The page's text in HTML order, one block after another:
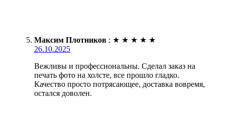
Максим Плотников : ★ ★ ★ ★ ★
26.10.2025
Вежливы и профессиональны. Сделал заказ на
печать фото на холсте, все прошло гладко.
Качество просто потрясающее, доставка вовремя,
остался доволен.